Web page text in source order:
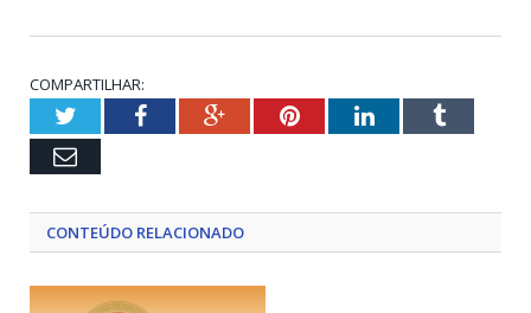
COMPARTILHAR:
TwitterFacebookGoogle+PinterestLinkedInTumblr
Email
CONTEÚDO RELACIONADO